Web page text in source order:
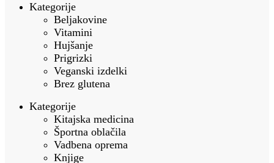
Kategorije
Beljakovine
Vitamini
Hujšanje
Prigrizki
Veganski izdelki
Brez glutena
Kategorije
Kitajska medicina
Športna oblačila
Vadbena oprema
Knjige